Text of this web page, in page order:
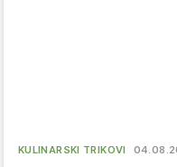
KULINARSKI TRIKOVI